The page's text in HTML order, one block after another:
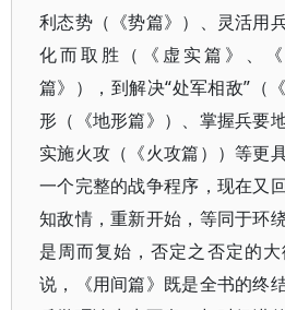
利态势（《势篇》）、灵活用
化而取胜（《虚实篇》、
篇》），到解决“处军相敌”（
形（《地形篇》）、掌握兵要
实施火攻（《火攻篇））等更
一个完整的战争程序，现在又
知敌情，重新开始，等同于环
是周而复始，否定之否定的
说，《用间篇》既是全书的终